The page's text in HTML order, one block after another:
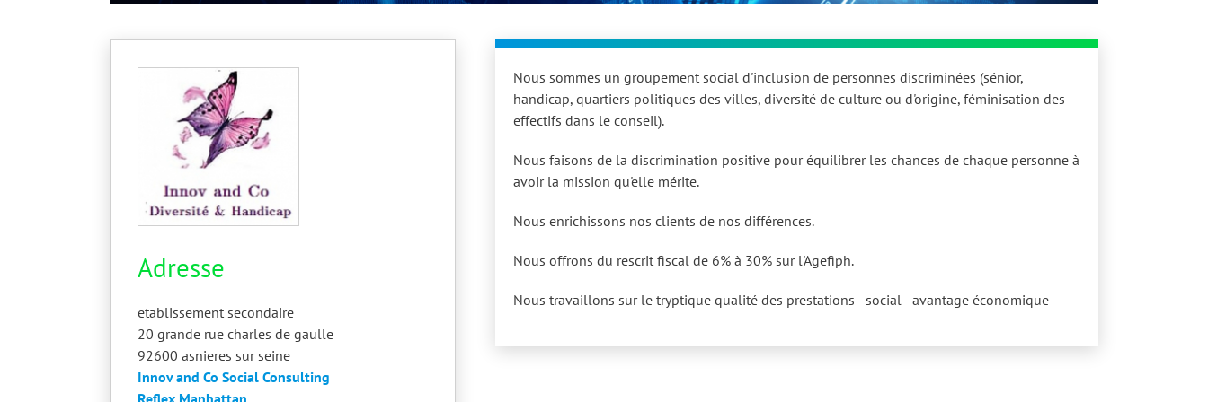
Adresse
etablissement secondaire
20 grande rue charles de gaulle
92600 asnieres sur seine
Innov and Co Social Consulting
Nous sommes un groupement social d'inclusion de personnes discriminées (sénior,
handicap, quartiers politiques des villes, diversité de culture ou d'origine, féminisation des
effectifs dans le conseil).
Nous faisons de la discrimination positive pour équilibrer les chances de chaque personne à
avoir la mission qu'elle mérite.
Nous enrichissons nos clients de nos différences.
Nous offrons du rescrit fiscal de 6% à 30% sur l'Agefiph.
Nous travaillons sur le tryptique qualité des prestations - social - avantage économique